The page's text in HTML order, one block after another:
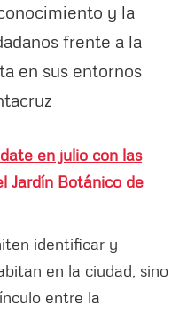
y la
frente a la
en sus entornos
en julio con las
Jardín Botánico de
identificar y
en la ciudad, sino
entre la